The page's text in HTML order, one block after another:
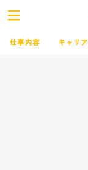
仕事内容 キャリア